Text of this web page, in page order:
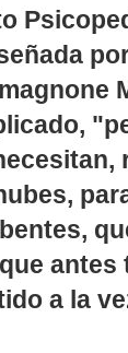
antes
a la